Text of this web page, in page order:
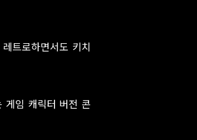
트로하면서도 키치
게임 캐릭터 버전 콘